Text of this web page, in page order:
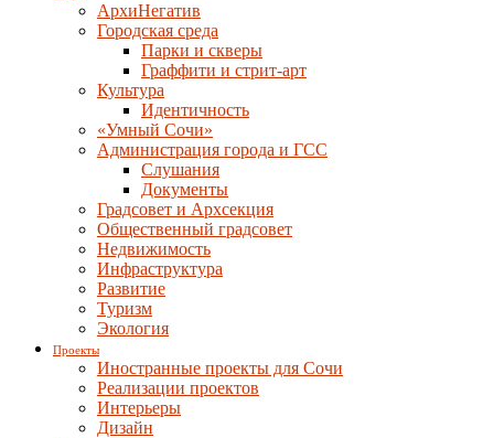
АрхиНегатив
Городская среда
Парки и скверы
Граффити и стрит-арт
Культура
Идентичность
«Умный Сочи»
Администрация города и ГСС
Слушания
Документы
Градсовет и Архсекция
Общественный градсовет
Недвижимость
Инфраструктура
Развитие
Туризм
Экология
Проекты
Иностранные проекты для Сочи
Реализации проектов
Интерьеры
Дизайн